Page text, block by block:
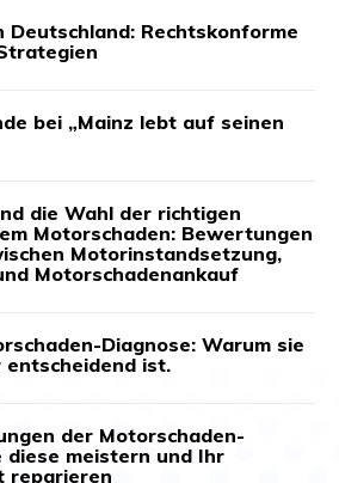
Deutschland: Rechtskonforme
bei „Mainz lebt auf seinen
die Wahl der richtigen
Motorschaden: Bewertungen
Motorinstandsetzung,
Motorschadenankauf
Diagnose: Warum sie
ist.
der Motorschaden-
diese meistern und Ihr
reparieren